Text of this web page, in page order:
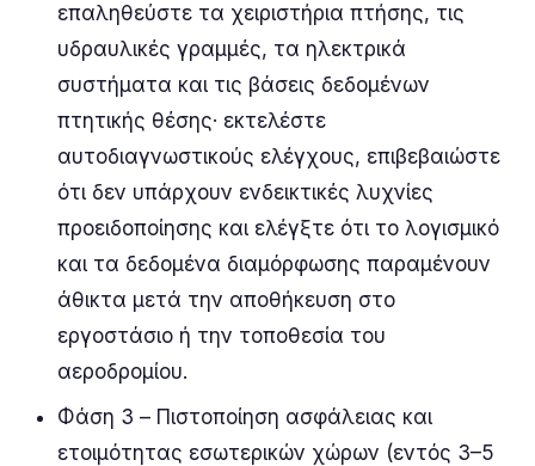
επαληθεύστε τα χειριστήρια πτήσης, τις
υδραυλικές γραμμές, τα ηλεκτρικά
συστήματα και τις βάσεις δεδομένων
πτητικής θέσης· εκτελέστε
αυτοδιαγνωστικούς ελέγχους, επιβεβαιώστε
ότι δεν υπάρχουν ενδεικτικές λυχνίες
προειδοποίησης και ελέγξτε ότι το λογισμικό
και τα δεδομένα διαμόρφωσης παραμένουν
άθικτα μετά την αποθήκευση στο
εργοστάσιο ή την τοποθεσία του
αεροδρομίου.
Φάση 3 – Πιστοποίηση ασφάλειας και
ετοιμότητας εσωτερικών χώρων (εντός 3–5